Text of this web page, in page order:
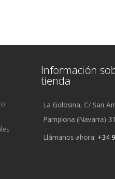
Información
tienda
La Golosina, C/ San
Pamplona (Navarra)
Llámanos ahora: +34